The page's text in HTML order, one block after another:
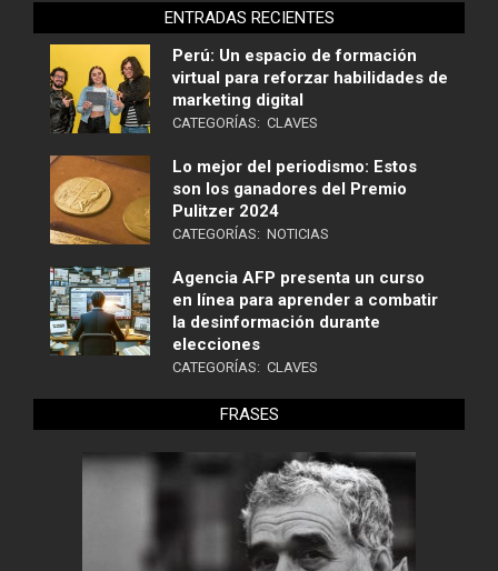
ENTRADAS RECIENTES
Perú: Un espacio de formación
virtual para reforzar habilidades de
marketing digital
CATEGORÍAS: CLAVES
Lo mejor del periodismo: Estos
son los ganadores del Premio
Pulitzer 2024
CATEGORÍAS: NOTICIAS
Agencia AFP presenta un curso
en línea para aprender a combatir
la desinformación durante
elecciones
CATEGORÍAS: CLAVES
FRASES